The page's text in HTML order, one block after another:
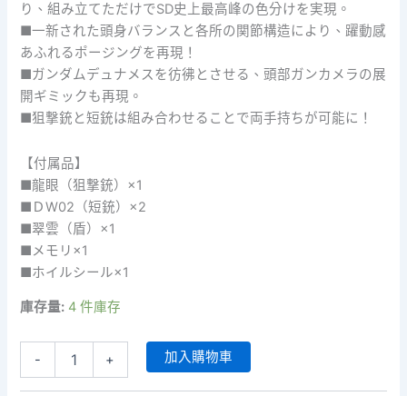
り、組み立てただけでSD史上最高峰の色分けを実現。
■一新された頭身バランスと各所の関節構造により、躍動感
あふれるポージングを再現！
■ガンダムデュナメスを彷彿とさせる、頭部ガンカメラの展
開ギミックも再現。
■狙撃銃と短銃は組み合わせることで両手持ちが可能に！
【付属品】
■龍眼（狙撃銃）×1
■ＤW02（短銃）×2
■翠雲（盾）×1
■メモリ×1
■ホイルシール×1
庫存量: 4 件庫存
- + 加入購物車